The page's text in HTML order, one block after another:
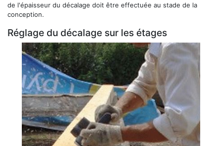
de l'épaisseur du décalage doit être effectuée au stade de la
conception.
Réglage du décalage sur les étages